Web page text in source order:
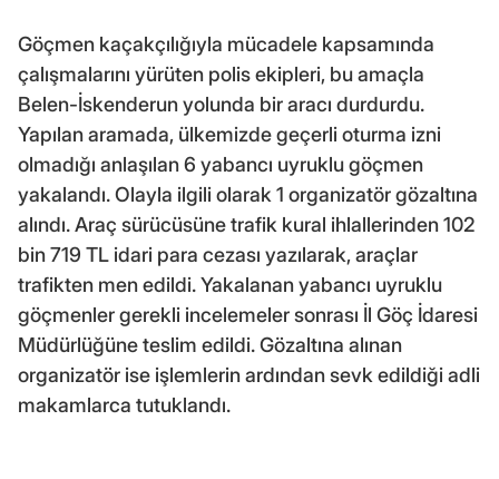
Göçmen kaçakçılığıyla mücadele kapsamında
çalışmalarını yürüten polis ekipleri, bu amaçla
Belen-İskenderun yolunda bir aracı durdurdu.
Yapılan aramada, ülkemizde geçerli oturma izni
olmadığı anlaşılan 6 yabancı uyruklu göçmen
yakalandı. Olayla ilgili olarak 1 organizatör gözaltına
alındı. Araç sürücüsüne trafik kural ihlallerinden 102
bin 719 TL idari para cezası yazılarak, araçlar
trafikten men edildi. Yakalanan yabancı uyruklu
göçmenler gerekli incelemeler sonrası İl Göç İdaresi
Müdürlüğüne teslim edildi. Gözaltına alınan
organizatör ise işlemlerin ardından sevk edildiği adli
makamlarca tutuklandı.